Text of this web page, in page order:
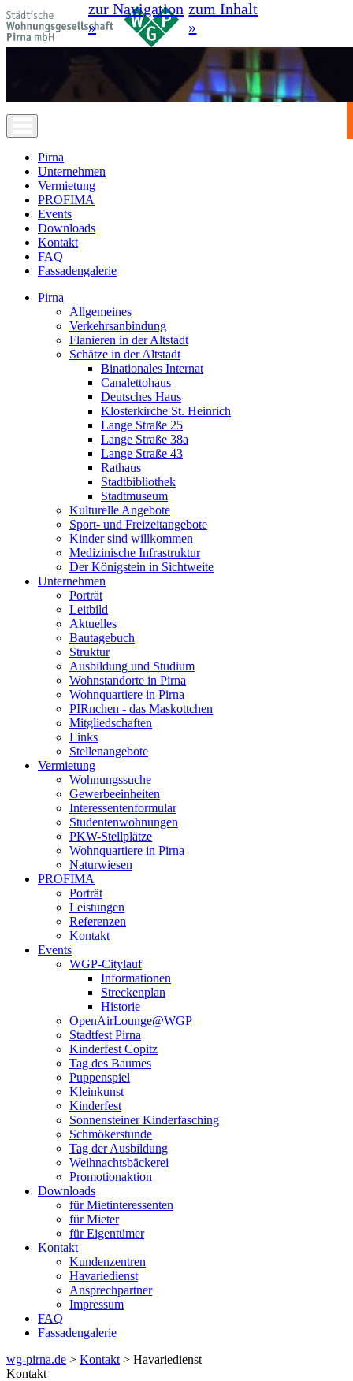
zur Navigation
»
zum Inhalt
»
Pirna
Unternehmen
Vermietung
PROFIMA
Events
Downloads
Kontakt
FAQ
Fassadengalerie
Pirna
Allgemeines
Verkehrsanbindung
Flanieren in der Altstadt
Schätze in der Altstadt
Binationales Internat
Canalettohaus
Deutsches Haus
Klosterkirche St. Heinrich
Lange Straße 25
Lange Straße 38a
Lange Straße 43
Rathaus
Stadtbibliothek
Stadtmuseum
Kulturelle Angebote
Sport- und Freizeitangebote
Kinder sind willkommen
Medizinische Infrastruktur
Der Königstein in Sichtweite
Unternehmen
Porträt
Leitbild
Aktuelles
Bautagebuch
Struktur
Ausbildung und Studium
Wohnstandorte in Pirna
Wohnquartiere in Pirna
PIRnchen - das Maskottchen
Mitgliedschaften
Links
Stellenangebote
Vermietung
Wohnungssuche
Gewerbeeinheiten
Interessentenformular
Studentenwohnungen
PKW-Stellplätze
Wohnquartiere in Pirna
Naturwiesen
PROFIMA
Porträt
Leistungen
Referenzen
Kontakt
Events
WGP-Citylauf
Informationen
Streckenplan
Historie
OpenAirLounge@WGP
Stadtfest Pirna
Kinderfest Copitz
Tag des Baumes
Puppenspiel
Kleinkunst
Kinderfest
Sonnensteiner Kinderfasching
Schmökerstunde
Tag der Ausbildung
Weihnachtsbäckerei
Promotionaktion
Downloads
für Mietinteressenten
für Mieter
für Eigentümer
Kontakt
Kundenzentren
Havariedienst
Ansprechpartner
Impressum
FAQ
Fassadengalerie
wg-pirna.de > Kontakt > Havariedienst
Kontakt